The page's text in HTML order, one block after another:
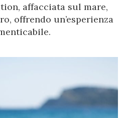
affacciata sul mare,
offrendo un’esperienza